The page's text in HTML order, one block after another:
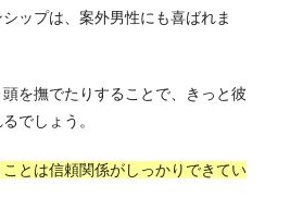
ップは、案外男性にも喜ばれま
を撫でたりすることで、きっと彼
でしょう。
とは信頼関係がしっかりできてい